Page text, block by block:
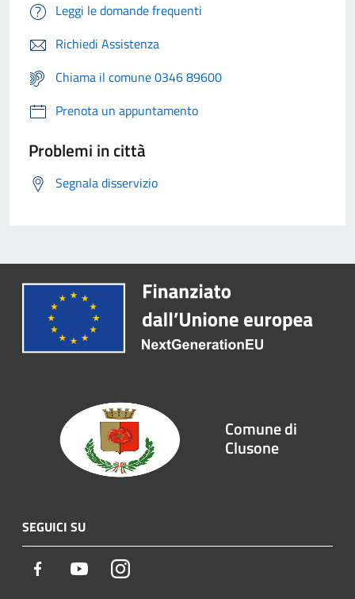
Leggi le domande frequenti
Richiedi Assistenza
Chiama il comune 0346 89600
Prenota un appuntamento
Problemi in città
Segnala disservizio
Comune di
Clusone
SEGUICI SU
Facebook YoutubeInstagram